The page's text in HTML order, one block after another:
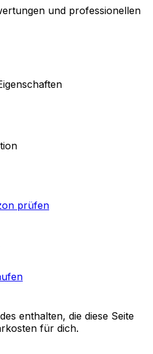
und professionellen
prüfen
enthalten, die diese Seite
für dich.